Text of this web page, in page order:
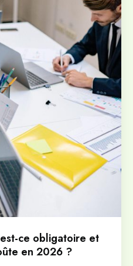
ce obligatoire et
en 2026 ?